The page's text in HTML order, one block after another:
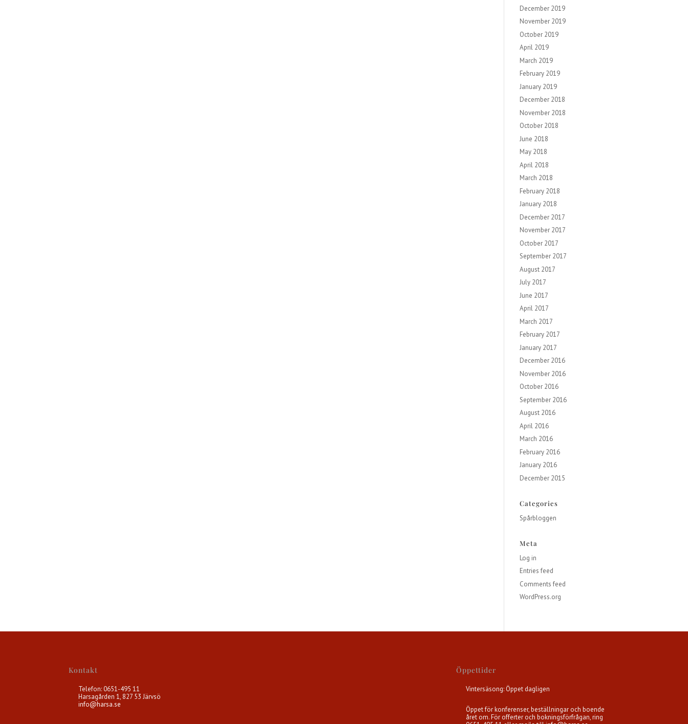
December 2019
November 2019
October 2019
April 2019
March 2019
February 2019
January 2019
December 2018
November 2018
October 2018
June 2018
May 2018
April 2018
March 2018
February 2018
January 2018
December 2017
November 2017
October 2017
September 2017
August 2017
July 2017
June 2017
April 2017
March 2017
February 2017
January 2017
December 2016
November 2016
October 2016
September 2016
August 2016
April 2016
March 2016
February 2016
January 2016
December 2015
Categories
Spårbloggen
Meta
Log in
Entries feed
Comments feed
WordPress.org
Kontakt
Telefon: 0651-495 11
Harsagården 1, 827 53 Järvsö
info@harsa.se
Öppettider
Vintersäsong: Öppet dagligen
Öppet för konferenser, beställningar och boende
året om. För offerter och bokningsförfrågan, ring